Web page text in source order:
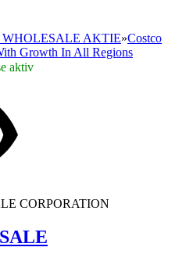
WHOLESALE AKTIE»Costco
Growth In All Regions
aktiv